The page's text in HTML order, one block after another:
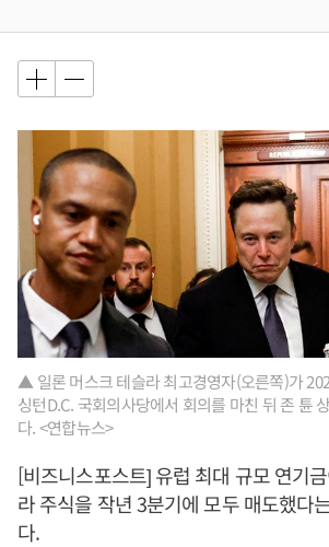
▲ 일론 머스크 테슬라 최고경영자(오른쪽)가
싱턴D.C. 국회의사당에서 회의를 마친 뒤 존 튠
다. <연합뉴스>
[비즈니스포스트] 유럽 최대 규모 연기
라 주식을 작년 3분기에 모두 매도했다
다.